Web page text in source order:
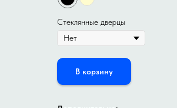
Стеклянные дверцы
В корзину